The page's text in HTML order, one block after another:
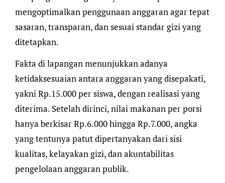
mengoptimalkan penggunaan anggaran agar tepat
sasaran, transparan, dan sesuai standar gizi yang
ditetapkan.
Fakta di lapangan menunjukkan adanya
ketidaksesuaian antara anggaran yang disepakati,
yakni Rp.15.000 per siswa, dengan realisasi yang
diterima. Setelah dirinci, nilai makanan per porsi
hanya berkisar Rp.6.000 hingga Rp.7.000, angka
yang tentunya patut dipertanyakan dari sisi
kualitas, kelayakan gizi, dan akuntabilitas
pengelolaan anggaran publik.